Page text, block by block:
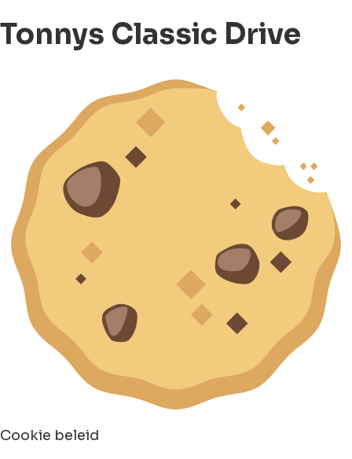
Tonnys Classic Drive
Cookie beleid